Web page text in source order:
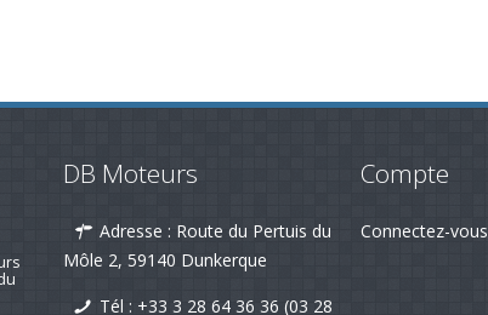
DB Moteurs
Adresse : Route du Pertuis du
Môle 2, 59140 Dunkerque
Tél : +33 3 28 64 36 36 (03 28
Compte
Connectez-vous